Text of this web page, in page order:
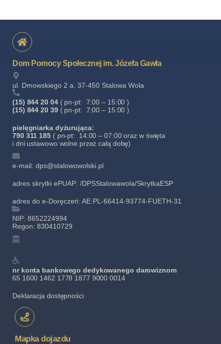
Dom Pomocy Społecznej im. Józefa Gawła
ul. Dmowskiego 2 a, 37-450 Stalowa Wola
(15) 844 20 04 ( pn-pt: 7:00 – 15:00 )
(15) 844 20 39( pn-pt: 7:00 – 15:00 )
pielęgniarka dyżurująca:
790 311 185( pn-pt: 14:00 – 07:00 oraz w święta
i dni ustawowo wolne przez całą dobę)
e-mail: dps@stalowowolski.pl
adres skrytki ePUAP: /DPSStalowawola/SkrytkaESP
adres do e-Doręczeń: AE:PL-66414-93774-FUETH-31
NIP: 8652224994
Regon: 830410729
nr konta bankowego dedykowanego darowiznom
65 1600 1462 1778 1877 9000 0014
Deklaracja dostępności
Mapka dojazdu